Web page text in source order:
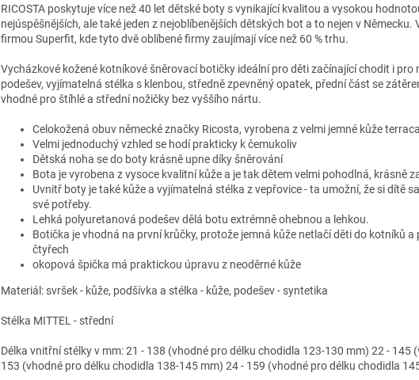
RICOSTA poskytuje více než 40 let dětské boty s vynikající kvalitou a vysokou
nejúspěšnějších, ale také jeden z nejoblíbenějších dětských bot a to nejen v Německu.
firmou Superfit, kde tyto dvě oblíbené firmy zaujímají více než 60 % trhu.
Vycházkové kožené kotníkové šněrovací botičky ideální pro děti začínající chodit i pro
podešev, vyjímatelná stélka s klenbou, středně zpevněný opatek, přední část se
vhodné pro štíhlé a střední nožičky bez vyššího nártu.
Celokožená obuv německé značky Ricosta, vyrobena z velmi jemné kůže
Velmi jednoduchý vzhled se hodí prakticky k čemukoliv
Dětská noha se do boty krásně upne díky šněrování
Bota je vyrobena z vysoce kvalitní kůže a je tak dětem velmi pohodlná, krásně
Uvnitř boty je také kůže a vyjímatelná stélka z vepřovice - ta umožní, že si dítě
své potřeby.
Lehká polyuretanová podešev dělá botu extrémně ohebnou a lehkou.
Botička je vhodná na první krůčky, protože jemná kůže netlačí děti do kotníků
čtyřech
okopová špička má praktickou úpravu z neoděrné kůže
Materiál: svršek - kůže, podšívka a stélka - kůže, podešev - syntetika
Stélka MITTEL - střední
Délka vnitřní stélky v mm: 21 - 138 (vhodné pro délku chodidla 123-130 mm) 22 -
153 (vhodné pro délku chodidla 138-145 mm) 24 - 159 (vhodné pro délku chodidla